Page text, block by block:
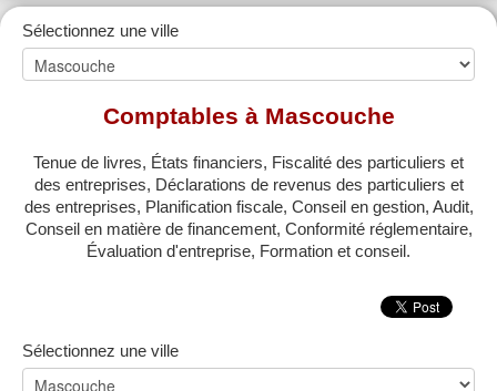
MONTRÉAL
QUÉBEC
RÉGIONS ▼
ZONE COMPTABLE ▼
Sélectionnez une ville
Comptables à Mascouche
Tenue de livres, États financiers, Fiscalité des particuliers et
des entreprises, Déclarations de revenus des particuliers et
des entreprises, Planification fiscale, Conseil en gestion, Audit,
Conseil en matière de financement, Conformité réglementaire,
Évaluation d'entreprise, Formation et conseil.
Sélectionnez une ville